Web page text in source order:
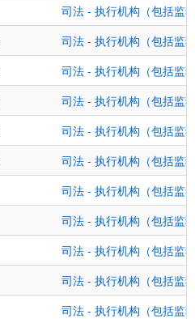
司法 - 执行机构（包括监
司法 - 执行机构（包括监
司法 - 执行机构（包括监
司法 - 执行机构（包括监
司法 - 执行机构（包括监
司法 - 执行机构（包括监
司法 - 执行机构（包括监
司法 - 执行机构（包括监
司法 - 执行机构（包括监
司法 - 执行机构（包括监
司法 - 执行机构（包括监